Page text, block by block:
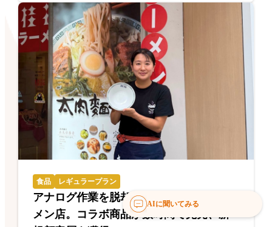
食品 レギュラープラン
アナログ作業を脱却した創業70年のラー
メン店。コラボ商品が数時間で完売、新
AIに聞いてみる